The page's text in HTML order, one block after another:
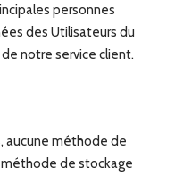
personnes
des Utilisateurs du
notre service client.
aucune méthode de
de stockage